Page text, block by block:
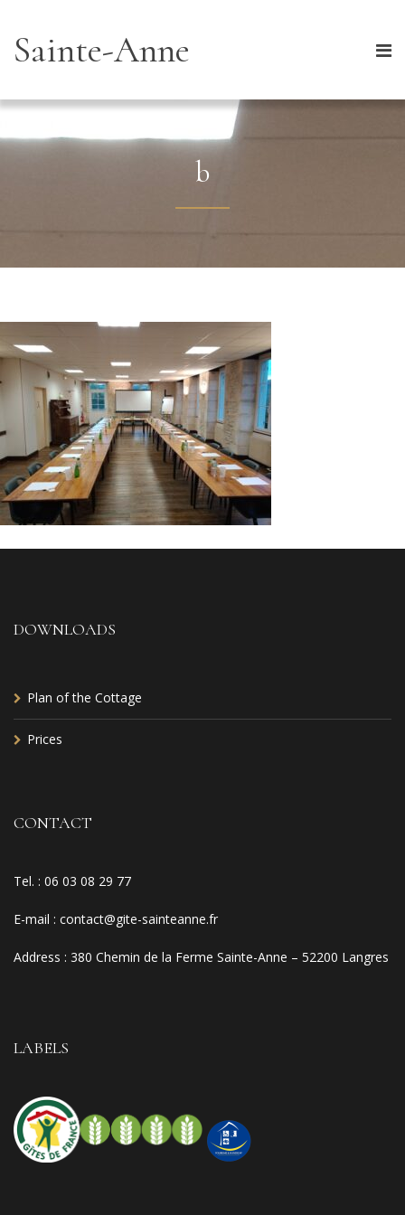
Sainte-Anne
b
DOWNLOADS
Plan of the Cottage
Prices
CONTACT
Tel. : 06 03 08 29 77
E-mail : contact@gite-sainteanne.fr
Address : 380 Chemin de la Ferme Sainte-Anne – 52200 Langres
LABELS